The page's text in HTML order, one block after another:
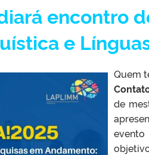
encontro
e
Quem
de